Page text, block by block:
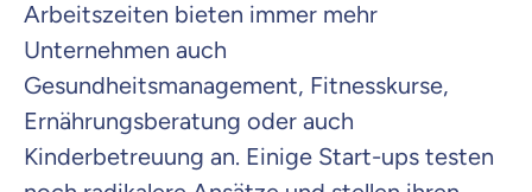
Arbeitszeiten bieten immer mehr
Unternehmen auch
Gesundheitsmanagement, Fitnesskurse,
Ernährungsberatung oder auch
Kinderbetreuung an. Einige Start-ups testen